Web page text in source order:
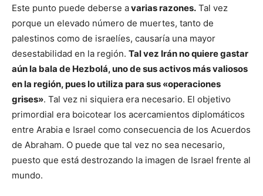
Este punto puede deberse avarias razones. Tal vez
porque un elevado número de muertes, tanto de
palestinos como de israelíes, causaría una mayor
desestabilidad en la región. Tal vez Irán no quiere gastar
aún la bala de Hezbolá, uno de sus activos más valiosos
en la región, pues lo utiliza para sus «operaciones
grises». Tal vez ni siquiera era necesario. El objetivo
primordial era boicotear los acercamientos diplomáticos
entre Arabia e Israel como consecuencia de los Acuerdos
de Abraham. O puede que tal vez no sea necesario,
puesto que está destrozando la imagen de Israel frente al
mundo.